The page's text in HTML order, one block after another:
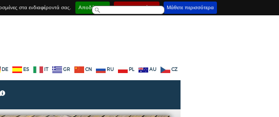
στα ενδιαφέροντά σας. Αποδέχομαι Απενεργοποίηση Μάθετε περισσότερα
DE ES GR CN RU PL AU CZ